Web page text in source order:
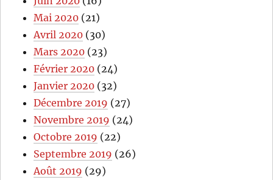
Mai 2020 (21)
Avril 2020 (30)
Mars 2020 (23)
Février 2020 (24)
Janvier 2020 (32)
Décembre 2019 (27)
Novembre 2019 (24)
Octobre 2019 (22)
Septembre 2019 (26)
Août 2019 (29)